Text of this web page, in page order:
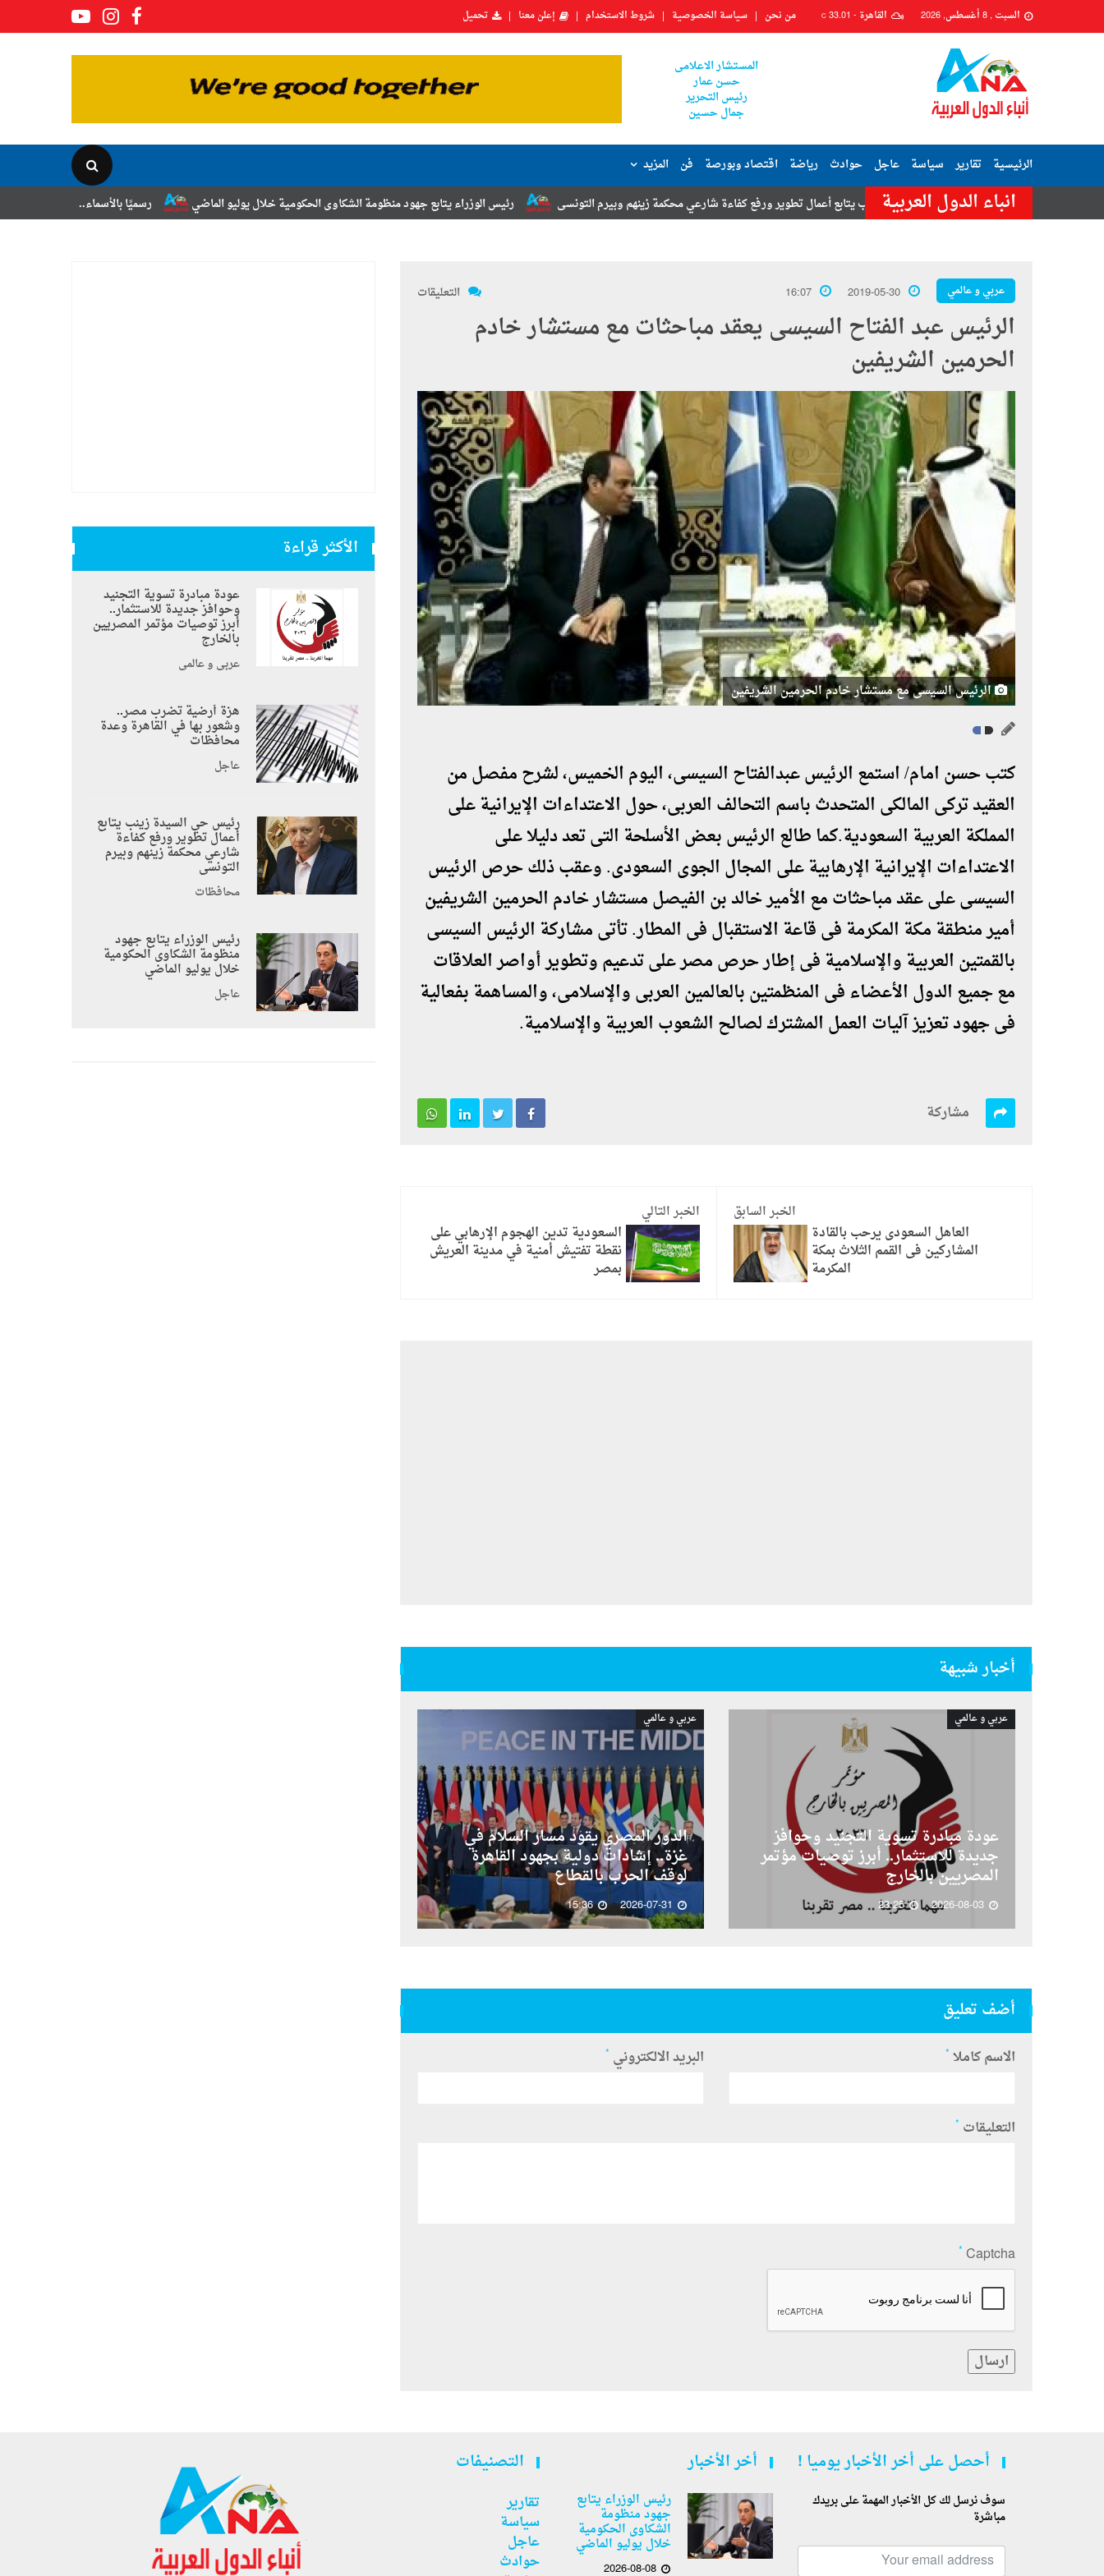
السبت , 8 أغسطس, 2026 القاهرة - 33.01
C من نحن سياسة الخصوصية شروط الاستخدام إعلن معنا تحميل
المستشار الاعلامى
حسن عمار
رئيس التحرير
جمال حسين
الرئيسية تقارير سياسة عاجل حوادث رياضة اقتصاد وبورصة فن المزيد
انباء الدول العربية رسميًا بالأسماء.. حركة الترقيات والتنقلات لضباط رئيس الوزراء يتابع جهود منظومة الشكاوى الحكومية خلال يوليو الماضي رئيس حي السيدة زينب يتابع أعمال تطوير ورفع كفاءة شارعي محكمة زينهم وبيرم التونسى
عربي و عالمي 2019-05-30
16:07 التعليقات
الرئيس عبد الفتاح السيسى يعقد مباحثات مع مستشار خادم
الحرمين الشريفين
الرئيس السيسى مع مستشار خادم الحرمين الشريفين
كتب حسن امام/ استمع الرئيس عبدالفتاح السيسى، اليوم الخميس، لشرح مفصل من
العقيد تركى المالكى المتحدث باسم التحالف العربى، حول الاعتداءات الإيرانية على
المملكة العربية السعودية.كما طالع الرئيس بعض الأسلحة التى تعد دليلا على
الاعتداءات الإيرانية الإرهابية على المجال الجوى السعودى. وعقب ذلك حرص الرئيس
السيسى على عقد مباحثات مع الأمير خالد بن الفيصل مستشار خادم الحرمين الشريفين
أمير منطقة مكة المكرمة فى قاعة الاستقبال فى المطار. تأتى مشاركة الرئيس السيسى
بالقمتين العربية والإسلامية فى إطار حرص مصر على تدعيم وتطوير أواصر العلاقات
مع جميع الدول الأعضاء فى المنظمتين بالعالمين العربى والإسلامى، والمساهمة بفعالية
فى جهود تعزيز آليات العمل المشترك لصالح الشعوب العربية والإسلامية.
مشاركة
الخبر السابق
العاهل السعودى يرحب بالقادة
المشاركين فى القمم الثلاث بمكة
المكرمة
الخبر التالي
السعودية تدين الهجوم الإرهابي على
نقطة تفتيش أمنية في مدينة العريش
بمصر
أخبار شبيهة
عربي و عالمي
عودة مبادرة تسوية التجنيد وحوافز
جديدة للاستثمار.. أبرز توصيات مؤتمر
المصريين بالخارج
2026-08-03
23:25
عربي و عالمي
الدور المصري يقود مسار السلام في
غزة.. إشادات دولية بجهود القاهرة
لوقف الحرب بالقطاع
2026-07-31
15:36
أضف تعليق
الاسم كاملا * البريد الالكتروني *
التعليقات *
Captcha
*
ارسال
الأكثر قراءة
عودة مبادرة تسوية التجنيد
وحوافز جديدة للاستثمار..
أبرز توصيات مؤتمر المصريين
بالخارج
عربي و عالمي
هزة أرضية تضرب مصر..
وشعور بها في القاهرة وعدة
محافظات
عاجل
رئيس حي السيدة زينب يتابع
أعمال تطوير ورفع كفاءة
شارعي محكمة زينهم وبيرم
التونسى
محافظات
رئيس الوزراء يتابع جهود
منظومة الشكاوى الحكومية
خلال يوليو الماضي
عاجل
أحصل على أخر الأخبار يوميا !
سوف نرسل لك كل الأخبار المهمة على بريدك
مباشرة
أخر الأخبار
رئيس الوزراء يتابع
جهود منظومة
الشكاوى الحكومية
خلال يوليو الماضي
2026-08-08
التصنيفات
تقارير
سياسة
عاجل
حوادث